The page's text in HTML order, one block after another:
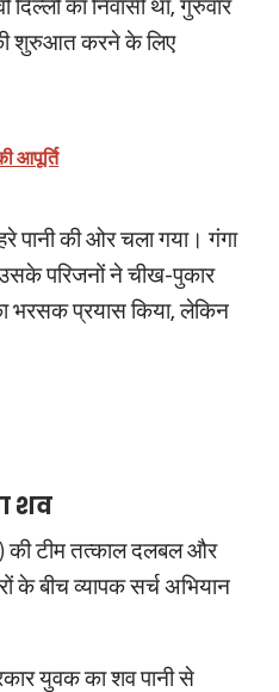
का निवासी था, गुरुवार
की शुरुआत करने के लिए
आपूर्ति
पानी की ओर चला गया। गंगा
परिजनों ने चीख-पुकार
भरसक प्रयास किया, लेकिन
शव
की टीम तत्काल दलबल और
के बीच व्यापक सर्च अभियान
युवक का शव पानी से